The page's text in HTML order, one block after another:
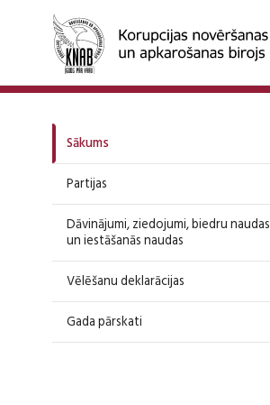
Sākums
Partijas
Dāvinājumi, ziedojumi, biedru naudas
un iestāšanās naudas
Vēlēšanu deklarācijas
Gada pārskati